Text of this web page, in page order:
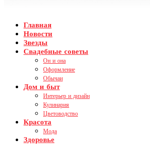
Главная
Новости
Звезды
Свадебные советы
Он и она
Оформление
Обычаи
Дом и быт
Интерьер и дизайн
Кулинария
Цветоводство
Красота
Мода
Здоровье